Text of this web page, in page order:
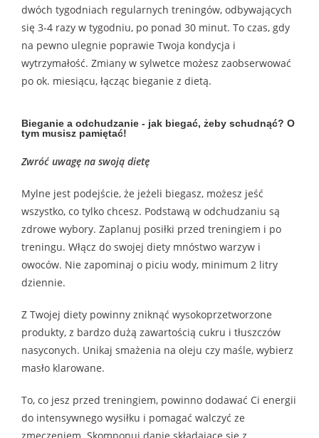
dwóch tygodniach regularnych treningów, odbywających
się 3-4 razy w tygodniu, po ponad 30 minut. To czas, gdy
na pewno ulegnie poprawie Twoja kondycja i
wytrzymałość. Zmiany w sylwetce możesz zaobserwować
po ok. miesiącu, łącząc bieganie z dietą.
Bieganie a odchudzanie - jak biegać, żeby schudnąć? O
tym musisz pamiętać!
Zwróć uwagę na swoją dietę
Mylne jest podejście, że jeżeli biegasz, możesz jeść
wszystko, co tylko chcesz. Podstawą w odchudzaniu są
zdrowe wybory. Zaplanuj posiłki przed treningiem i po
treningu. Włącz do swojej diety mnóstwo warzyw i
owoców. Nie zapominaj o piciu wody, minimum 2 litry
dziennie.
Z Twojej diety powinny zniknąć wysokoprzetworzone
produkty, z bardzo dużą zawartością cukru i tłuszczów
nasyconych. Unikaj smażenia na oleju czy maśle, wybierz
masło klarowane.
To, co jesz przed treningiem, powinno dodawać Ci energii
do intensywnego wysiłku i pomagać walczyć ze